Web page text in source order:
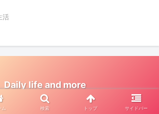
活
Daily life and more
2023 Daily life and more.
ム 検索 トップ サイドバー